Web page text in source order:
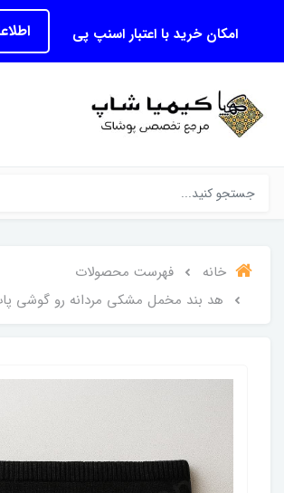
امکان خرید با اعتبار اسنپ پی
خانه
فهرست محصولات
هد بند مخمل مشکی مردانه رو گوشی پاپ